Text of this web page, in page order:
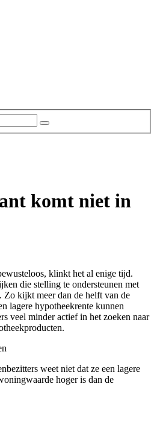
komt niet in
klinkt het al enige tijd.
die stelling te ondersteunen met
Zo kijkt meer dan de helft van de
lagere hypotheekrente kunnen
veel minder actief in het zoeken naar
weet niet dat ze een lagere
hoger is dan de